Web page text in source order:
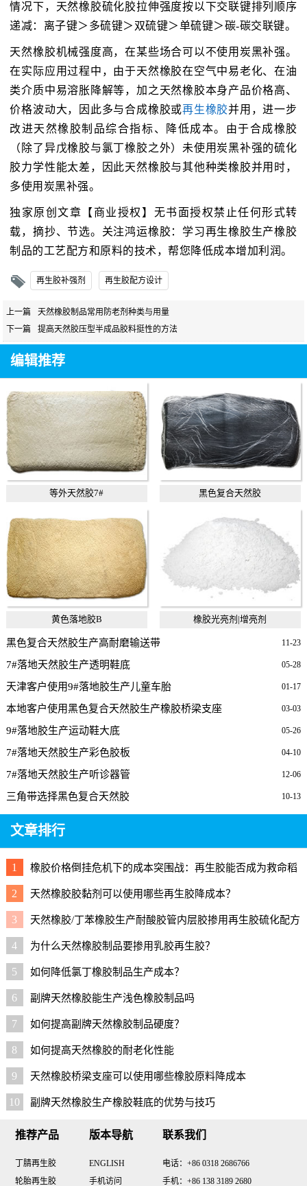
情况下，天然橡胶硫化胶拉伸强度按以下交联键排列顺序
递减：离子键＞多硫键＞双硫键＞单硫键＞碳-碳交联键。
天然橡胶机械强度高，在某些场合可以不使用炭黑补强。
在实际应用过程中，由于天然橡胶在空气中易老化、在油
类介质中易溶胀降解等，加之天然橡胶本身产品价格高、
价格波动大，因此多与合成橡胶或再生橡胶并用，进一步
改进天然橡胶制品综合指标、降低成本。由于合成橡胶
（除了异戊橡胶与氯丁橡胶之外）未使用炭黑补强的硫化
胶力学性能太差，因此天然橡胶与其他种类橡胶并用时，
多使用炭黑补强。
独家原创文章【商业授权】无书面授权禁止任何形式转
载，摘抄、节选。关注鸿运橡胶：学习再生橡胶生产橡胶
制品的工艺配方和原料的技术，帮您降低成本增加利润。
再生胶补强剂 再生胶配方设计
上一篇
天然橡胶制品常用防老剂种类与用量
下一篇
提高天然胶压型半成品胶料挺性的方法
编辑推荐
等外天然胶7# 黑色复合天然胶
黄色落地胶B 橡胶光亮剂|增亮剂
11-23
黑色复合天然胶生产高耐磨输送带
05-28
7#落地天然胶生产透明鞋底
01-17
天津客户使用9#落地胶生产儿童车胎
03-03
本地客户使用黑色复合天然胶生产橡胶桥梁支座
05-26
9#落地胶生产运动鞋大底
04-10
7#落地天然胶生产彩色胶板
12-06
7#落地天然胶生产听诊器管
10-13
三角带选择黑色复合天然胶
文章排行
1
橡胶价格倒挂危机下的成本突围战：再生胶能否成为救命稻
草？
2 天然橡胶胶黏剂可以使用哪些再生胶降成本？
3 天然橡胶/丁苯橡胶生产耐酸胶管内层胶掺用再生胶硫化配方
4 为什么天然橡胶制品要掺用乳胶再生胶？
5 如何降低氯丁橡胶制品生产成本？
6 副牌天然橡胶能生产浅色橡胶制品吗
7 如何提高副牌天然橡胶制品硬度？
8 如何提高天然橡胶的耐老化性能
9 天然橡胶桥梁支座可以使用哪些橡胶原料降成本
10 副牌天然橡胶生产橡胶鞋底的优势与技巧
推荐产品
丁腈再生胶
轮胎再生胶
版本导航
ENGLISH
手机访问
联系我们
电话：+86 0318 2686766
手机：+86 138 3189 2680